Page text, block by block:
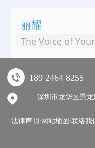
丽耀
The Voice of
189 2464 8255
深圳市龙华区景
法律声明·网站地图·联络我